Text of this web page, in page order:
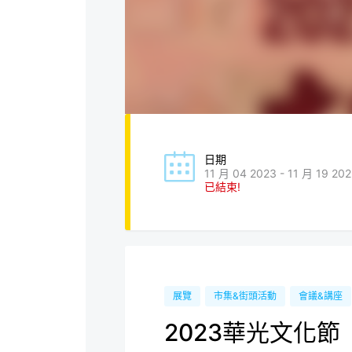
日期
11 月 04 2023 - 11 月 19
已結束!
展覽 市集&街頭活動 會議&講座
2023華光文化節